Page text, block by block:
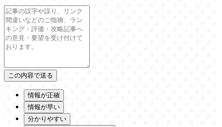
情報が正確
情報が早い
分かりやすい